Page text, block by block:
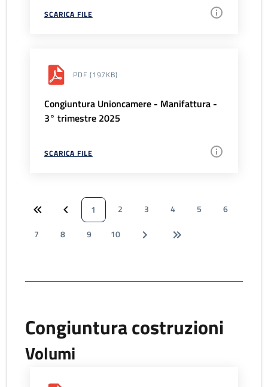
SCARICA FILE
PDF (197KB)
Congiuntura Unioncamere - Manifattura -
3° trimestre 2025
SCARICA FILE
1 2 3 4 5
6
7
8 9 10
Congiuntura costruzioni
Volumi